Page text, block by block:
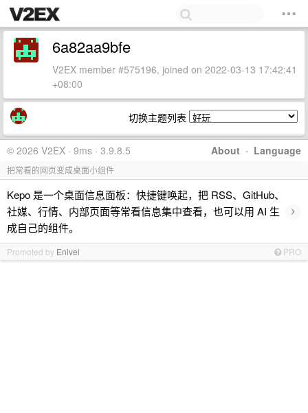
6a82aa9bfe
V2EX member #575196, joined on 2022-03-13 17:42:41
+08:00
切换主题列表
About · Language
© 2026 V2EX · 9ms · 3.9.8.5
把常看的网页变成桌面小组件
Kepo 是一个桌面信息面板：快捷键唤起，把 RSS、GitHub、
社媒、行情、内部页面等常看信息集中查看，也可以用 AI 生
成自己的组件。
›
Promoted by Enivel PRO